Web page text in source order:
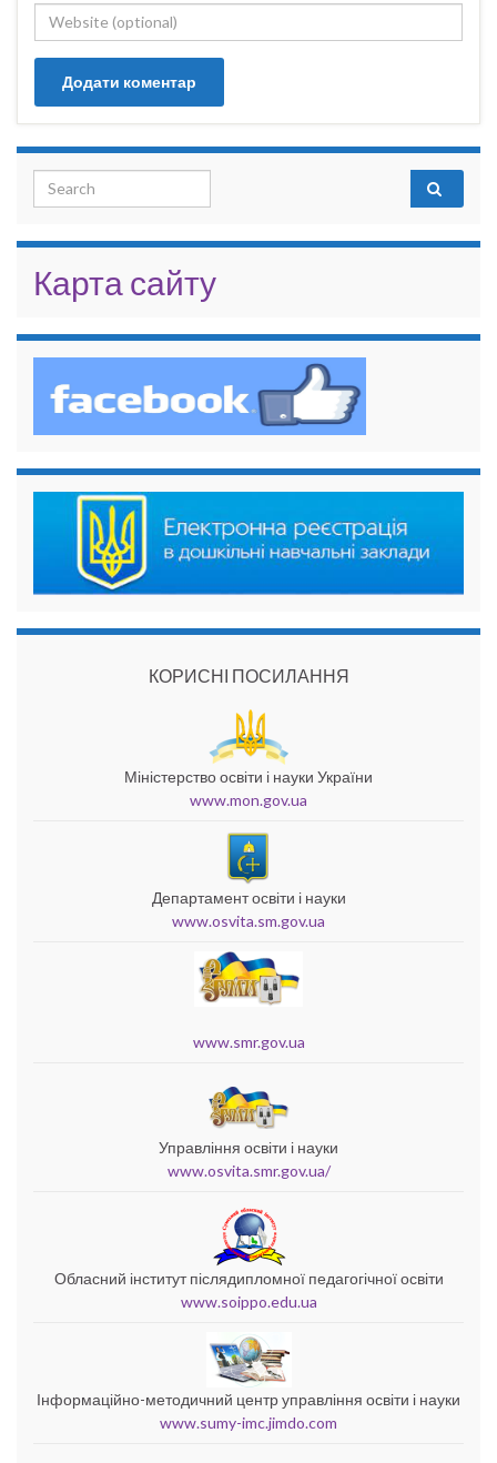
Search for:
Карта сайту
КОРИСНІ ПОСИЛАННЯ
Міністерство освіти і науки України
www.mon.gov.ua
Департамент освіти і науки
www.osvita.sm.gov.ua
www.smr.gov.ua
Управління освіти і науки
www.osvita.smr.gov.ua/
Обласний інститут післядипломної педагогічної освіти
www.soippo.edu.ua
Інформаційно-методичний центр управління освіти і науки
www.sumy-imc.jimdo.com